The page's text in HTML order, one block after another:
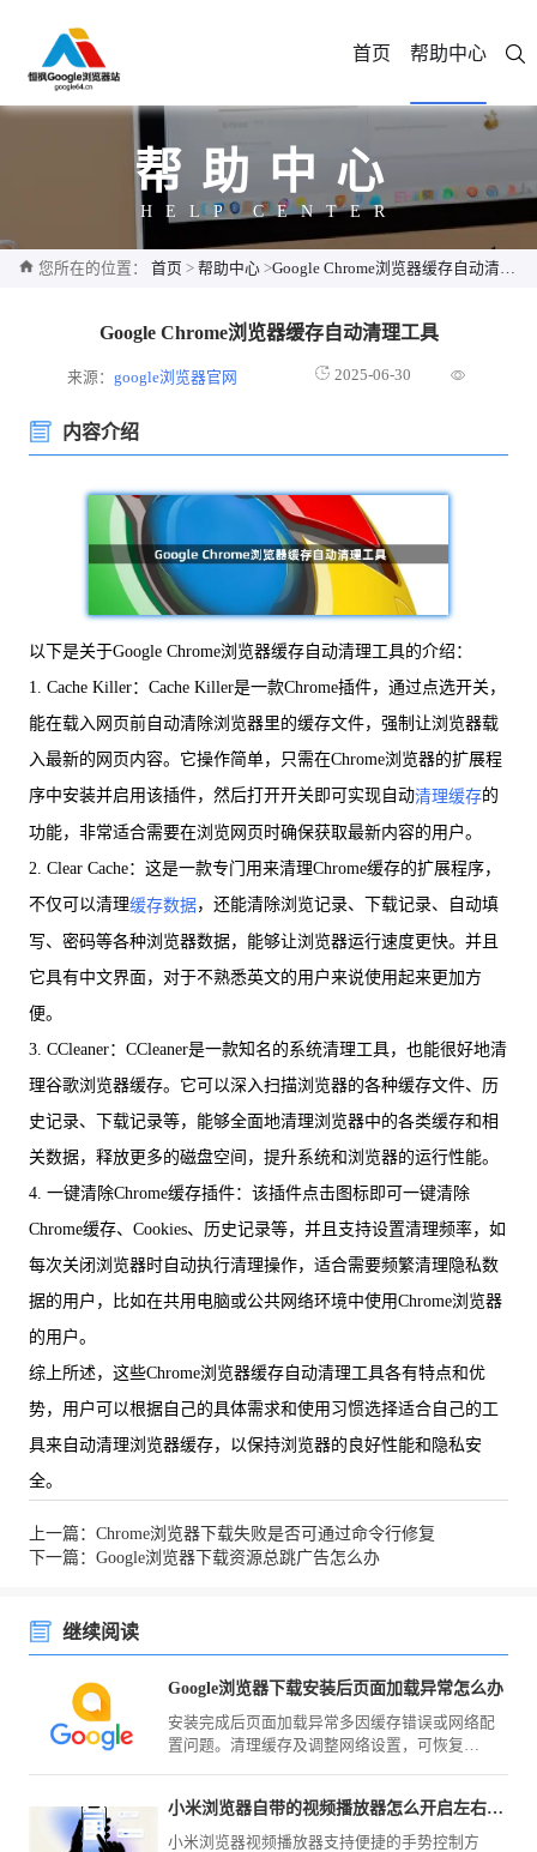
首页 帮助中心
帮助中心
HELP CENTER
您所在的位置： 首页 > 帮助中心 >Google Chrome浏览器缓存自动清理工具
Google Chrome浏览器缓存自动清理工具
来源：google浏览器官网 2025-06-30
内容介绍
以下是关于Google Chrome浏览器缓存自动清理工具的介绍：
1. Cache Killer：Cache Killer是一款Chrome插件，通过点选开关，
能在载入网页前自动清除浏览器里的缓存文件，强制让浏览器载
入最新的网页内容。它操作简单，只需在Chrome浏览器的扩展程
序中安装并启用该插件，然后打开开关即可实现自动清理缓存的
功能，非常适合需要在浏览网页时确保获取最新内容的用户。
2. Clear Cache：这是一款专门用来清理Chrome缓存的扩展程序，
不仅可以清理缓存数据，还能清除浏览记录、下载记录、自动填
写、密码等各种浏览器数据，能够让浏览器运行速度更快。并且
它具有中文界面，对于不熟悉英文的用户来说使用起来更加方
便。
3. CCleaner：CCleaner是一款知名的系统清理工具，也能很好地清
理谷歌浏览器缓存。它可以深入扫描浏览器的各种缓存文件、历
史记录、下载记录等，能够全面地清理浏览器中的各类缓存和相
关数据，释放更多的磁盘空间，提升系统和浏览器的运行性能。
4. 一键清除Chrome缓存插件：该插件点击图标即可一键清除
Chrome缓存、Cookies、历史记录等，并且支持设置清理频率，如
每次关闭浏览器时自动执行清理操作，适合需要频繁清理隐私数
据的用户，比如在共用电脑或公共网络环境中使用Chrome浏览器
的用户。
综上所述，这些Chrome浏览器缓存自动清理工具各有特点和优
势，用户可以根据自己的具体需求和使用习惯选择适合自己的工
具来自动清理浏览器缓存，以保持浏览器的良好性能和隐私安
全。
上一篇：Chrome浏览器下载失败是否可通过命令行修复
下一篇：Google浏览器下载资源总跳广告怎么办
继续阅读
Google浏览器下载安装后页面加载异常怎么办
安装完成后页面加载异常多因缓存错误或网络配
置问题。清理缓存及调整网络设置，可恢复
小米浏览器自带的视频播放器怎么开启左右滑动调亮度
小米浏览器视频播放器支持便捷的手势控制方